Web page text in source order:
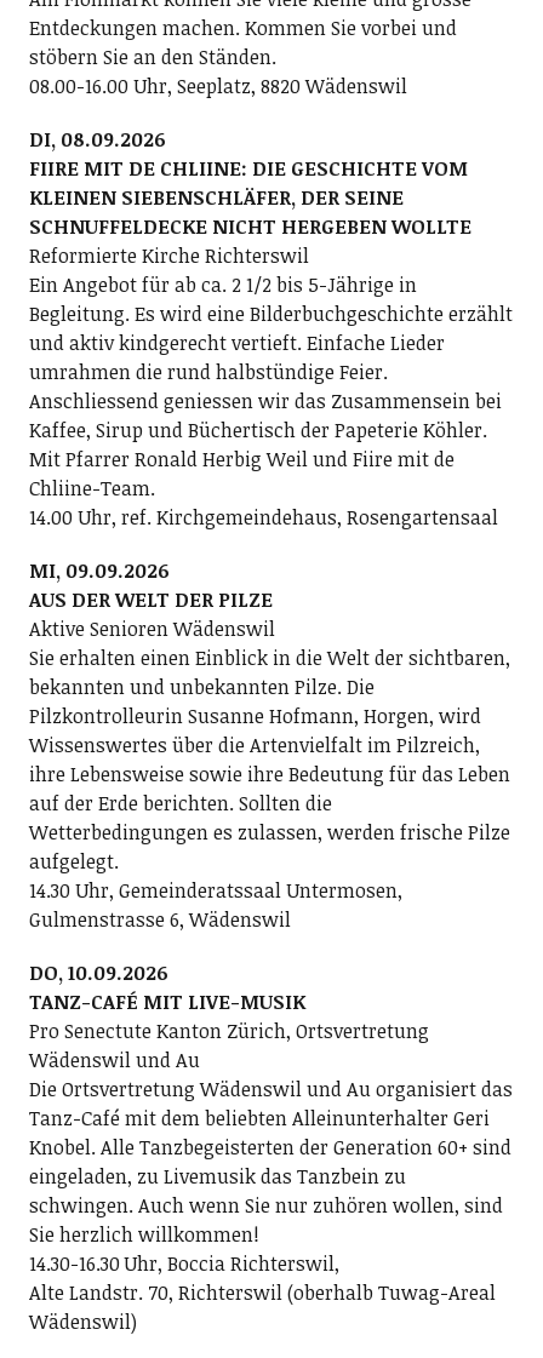
Entdeckungen machen. Kommen Sie vorbei und
stöbern Sie an den Ständen.
08.00-16.00 Uhr, Seeplatz, 8820 Wädenswil
DI, 08.09.2026
FIIRE MIT DE CHLIINE: DIE GESCHICHTE VOM
KLEINEN SIEBENSCHLÄFER, DER SEINE
SCHNUFFELDECKE NICHT HERGEBEN WOLLTE
Reformierte Kirche Richterswil
Ein Angebot für ab ca. 2 1/2 bis 5-Jährige in
Begleitung. Es wird eine Bilderbuchgeschichte erzählt
und aktiv kindgerecht vertieft. Einfache Lieder
umrahmen die rund halbstündige Feier.
Anschliessend geniessen wir das Zusammensein bei
Kaffee, Sirup und Büchertisch der Papeterie Köhler.
Mit Pfarrer Ronald Herbig Weil und Fiire mit de
Chliine-Team.
14.00 Uhr, ref. Kirchgemeindehaus, Rosengartensaal
MI, 09.09.2026
AUS DER WELT DER PILZE
Aktive Senioren Wädenswil
Sie erhalten einen Einblick in die Welt der sichtbaren,
bekannten und unbekannten Pilze. Die
Pilzkontrolleurin Susanne Hofmann, Horgen, wird
Wissenswertes über die Artenvielfalt im Pilzreich,
ihre Lebensweise sowie ihre Bedeutung für das Leben
auf der Erde berichten. Sollten die
Wetterbedingungen es zulassen, werden frische Pilze
aufgelegt.
14.30 Uhr, Gemeinderatssaal Untermosen,
Gulmenstrasse 6, Wädenswil
DO, 10.09.2026
TANZ-CAFÉ MIT LIVE-MUSIK
Pro Senectute Kanton Zürich, Ortsvertretung
Wädenswil und Au
Die Ortsvertretung Wädenswil und Au organisiert das
Tanz-Café mit dem beliebten Alleinunterhalter Geri
Knobel. Alle Tanzbegeisterten der Generation 60+ sind
eingeladen, zu Livemusik das Tanzbein zu
schwingen. Auch wenn Sie nur zuhören wollen, sind
Sie herzlich willkommen!
14.30-16.30 Uhr, Boccia Richterswil,
Alte Landstr. 70, Richterswil (oberhalb Tuwag-Areal
Wädenswil)